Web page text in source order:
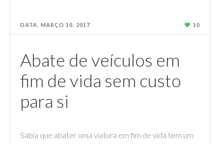
DATA, MARÇO 10 2017 10
Abate de veículos em
fim de vida sem custo
para si
Sabia que abater uma viatura em fim de vida tem um